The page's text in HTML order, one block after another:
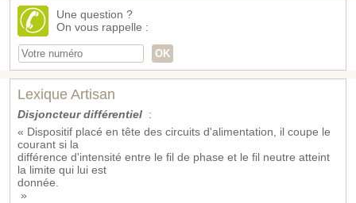
Une question ?
On vous rappelle :
Lexique Artisan
Disjoncteur différentiel :
« Dispositif placé en tête des circuits d'alimentation, il coupe le
courant si la
différence d'intensité entre le fil de phase et le fil neutre atteint
la limite qui lui est
donnée.
»